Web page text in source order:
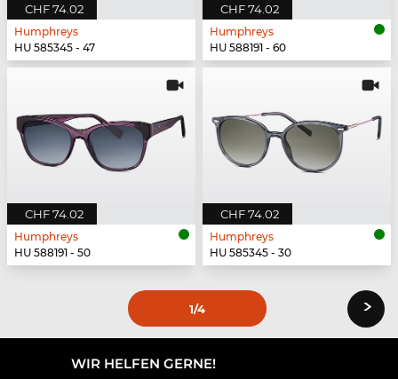
CHF 74.02
Humphreys
HU 585345 - 47
CHF 74.02
Humphreys
HU 588191 - 60
CHF 74.02
Humphreys
HU 588191 - 50
CHF 74.02
Humphreys
HU 585345 - 30
1/4 ›
WIR HELFEN GERNE!